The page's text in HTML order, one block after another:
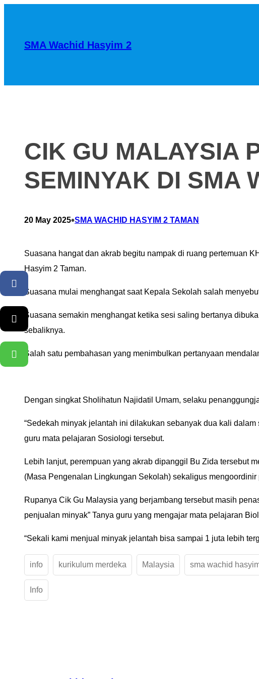
SMA Wachid Hasyim 2
CIK GU MALAYSIA
SEMINYAK DI SMA
20 May 2025•SMA WACHID HASYIM 2 TAMAN
Suasana hangat dan akrab begitu nampak di ruang pertemuan
Hasyim 2 Taman.
Suasana mulai menghangat saat Kepala Sekolah salah
Suasana semakin menghangat ketika sesi saling bertanya
sebaliknya.
Salah satu pembahasan yang menimbulkan pertanyaan
Dengan singkat Sholihatun Najidatil Umam, selaku
“Sedekah minyak jelantah ini dilakukan sebanyak dua kali
guru mata pelajaran Sosiologi tersebut.
Lebih lanjut, perempuan yang akrab dipanggil Bu Zida tersebut
(Masa Pengenalan Lingkungan Sekolah) sekaligus mengoordinir
Rupanya Cik Gu Malaysia yang berjambang tersebut masih
penjualan minyak” Tanya guru yang mengajar mata pelajaran
“Sekali kami menjual minyak jelantah bisa sampai 1 juta lebih
info kurikulum merdeka Malaysia sma wachid
Info
Twitter
WhatsApp